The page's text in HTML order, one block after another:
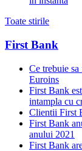
Toate stirile
First Bank
Ce trebuie sa
Euroins
First Bank
intampla cu
Clientii First
First Bank
anului 2021
First Bank